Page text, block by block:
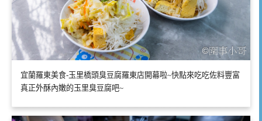
宜蘭羅東美食-玉里橋頭臭豆腐羅東店開幕啦~快點來吃吃佐料豐富
真正外酥內嫩的玉里臭豆腐吧~